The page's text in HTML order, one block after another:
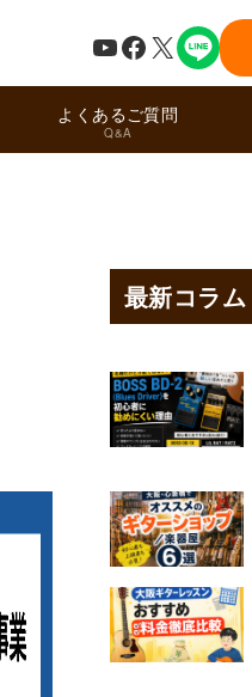
YouTube
Facebook
X
よくあるご質問
Q&A
最新コラム